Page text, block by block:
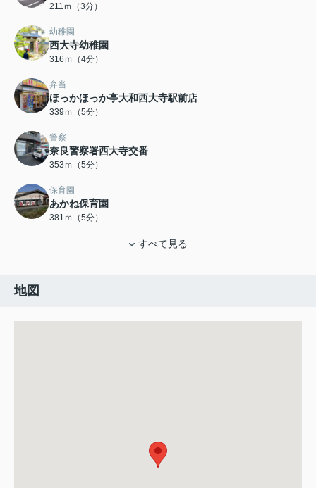
211ｍ（3分）
幼稚園
西大寺幼稚園
316ｍ（4分）
弁当
ほっかほっか亭大和西大寺駅前店
339ｍ（5分）
警察
奈良警察署西大寺交番
353ｍ（5分）
保育園
あかね保育園
381ｍ（5分）
すべて見る
地図